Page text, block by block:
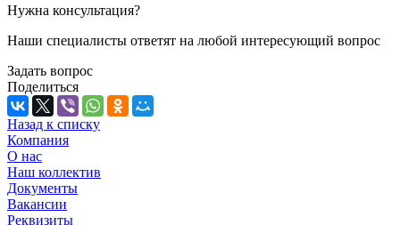
Нужна консультация?
Наши специалисты ответят на любой интересующий вопрос
Задать вопрос
Поделиться
Назад к списку
Компания
О нас
Наш коллектив
Документы
Вакансии
Реквизиты